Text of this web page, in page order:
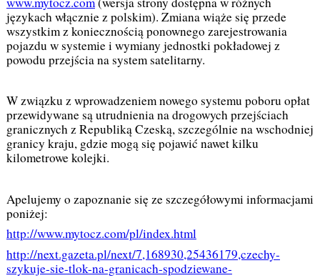
językach włącznie z polskim). Zmiana wiąże się przede
wszystkim z koniecznością ponownego zarejestrowania
pojazdu w systemie i wymiany jednostki pokładowej z
powodu przejścia na system satelitarny.
W związku z wprowadzeniem nowego systemu poboru opłat
przewidywane są utrudnienia na drogowych przejściach
granicznych z Republiką Czeską, szczególnie na wschodniej
granicy kraju, gdzie mogą się pojawić nawet kilku
kilometrowe kolejki.
Apelujemy o zapoznanie się ze szczegółowymi informacjami
poniżej:
http://www.mytocz.com/pl/index.html
http://next.gazeta.pl/next/7,168930,25436179,czechy-
szykuje-sie-tlok-na-granicach-spodziewane-